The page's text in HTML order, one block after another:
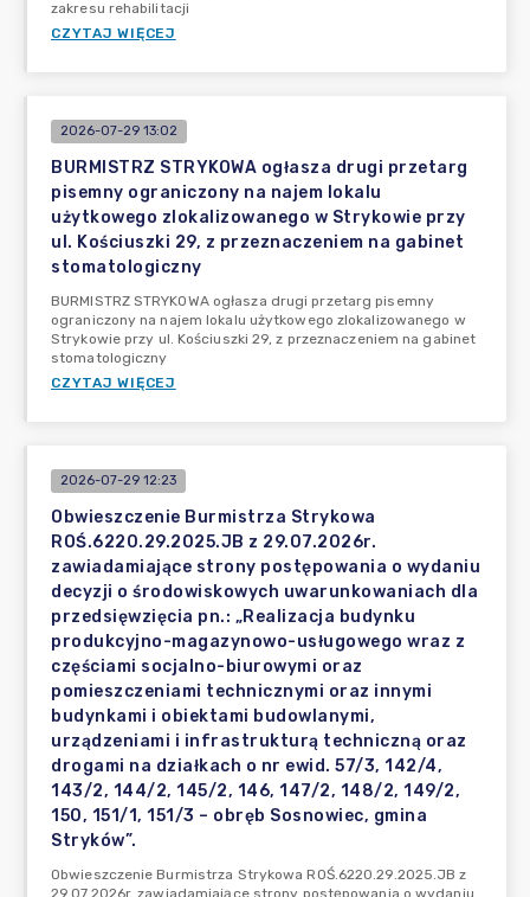
zakresu rehabilitacji
CZYTAJ WIĘCEJ
2026-07-29 13:02
BURMISTRZ STRYKOWA ogłasza drugi przetarg
pisemny ograniczony na najem lokalu
użytkowego zlokalizowanego w Strykowie przy
ul. Kościuszki 29, z przeznaczeniem na gabinet
stomatologiczny
BURMISTRZ STRYKOWA ogłasza drugi przetarg pisemny
ograniczony na najem lokalu użytkowego zlokalizowanego w
Strykowie przy ul. Kościuszki 29, z przeznaczeniem na gabinet
stomatologiczny
CZYTAJ WIĘCEJ
2026-07-29 12:23
Obwieszczenie Burmistrza Strykowa
ROŚ.6220.29.2025.JB z 29.07.2026r.
zawiadamiające strony postępowania o wydaniu
decyzji o środowiskowych uwarunkowaniach dla
przedsięwzięcia pn.: „Realizacja budynku
produkcyjno-magazynowo-usługowego wraz z
częściami socjalno-biurowymi oraz
pomieszczeniami technicznymi oraz innymi
budynkami i obiektami budowlanymi,
urządzeniami i infrastrukturą techniczną oraz
drogami na działkach o nr ewid. 57/3, 142/4,
143/2, 144/2, 145/2, 146, 147/2, 148/2, 149/2,
150, 151/1, 151/3 – obręb Sosnowiec, gmina
Stryków”.
Obwieszczenie Burmistrza Strykowa ROŚ.6220.29.2025.JB z
29.07.2026r. zawiadamiające strony postępowania o wydaniu